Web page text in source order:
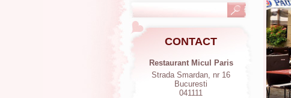
CONTACT
Restaurant Micul Paris
Strada Smardan, nr 16
Bucuresti
041111